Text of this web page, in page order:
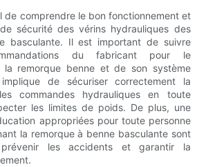
de comprendre le bon fonctionnement et
sécurité des vérins hydrauliques des
basculante. Il est important de suivre
du fabricant pour le
la remorque benne et de son système
de sécuriser correctement la
commandes hydrauliques en toute
les limites de poids. De plus, une
appropriées pour toute personne
la remorque à benne basculante sont
prévenir les accidents et garantir la